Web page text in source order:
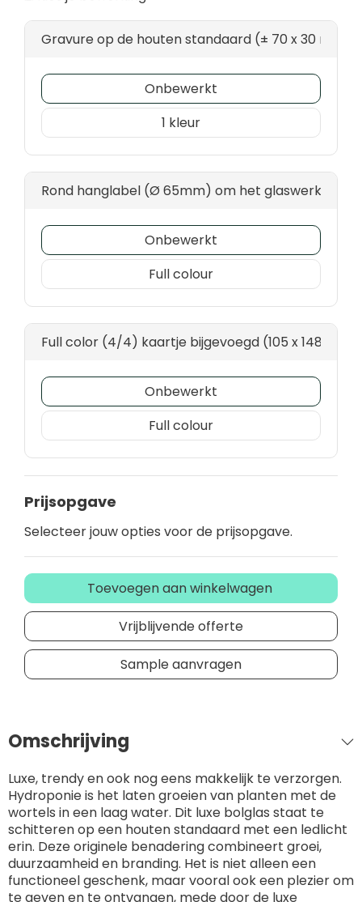
Gravure op de houten standaard (± 70 x 30 mm)
Onbewerkt
1
Rond hanglabel (Ø 65mm) om het glaswerk -
Onbewerkt
Full colour
Full color (4/4) kaartje bijgevoegd (105 x 148)
Onbewerkt
Full colour
Prijsopgave
Selecteer jouw opties voor de prijsopgave.
Toevoegen aan winkelwagen
Vrijblijvende offerte
Sample aanvragen
Omschrijving
Luxe, trendy en ook nog eens makkelijk te verzorgen.
Hydroponie is het laten groeien van planten met de
wortels in een laag water. Dit luxe bolglas staat te
schitteren op een houten standaard met een ledlicht
erin. Deze originele benadering combineert groei,
duurzaamheid en branding. Het is niet alleen een
functioneel geschenk, maar vooral ook een plezier om
te geven en te ontvangen, mede door de luxe